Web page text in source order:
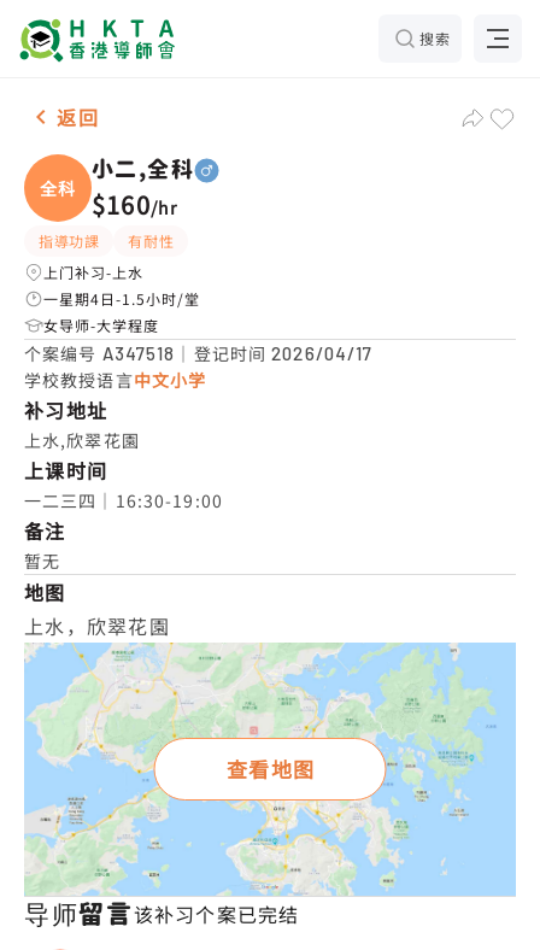
搜索
男-1名 小二,全科，上水 补习推介
返回
全科
小二,全科
$160/hr
指導功課
有耐性
上门补习-上水
一星期4日-1.5小时/堂
女导师-大学程度
个案编号 A347518 ｜登记时间2026/04/17
学校教授语言中文小学
补习地址
上水,欣翠花園
上课时间
一二三四｜16:30-19:00
备注
暂无
地图
上水，欣翠花園
查看地图
导师留言该补习个案已完结